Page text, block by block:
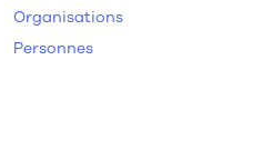
Organisations
Personnes